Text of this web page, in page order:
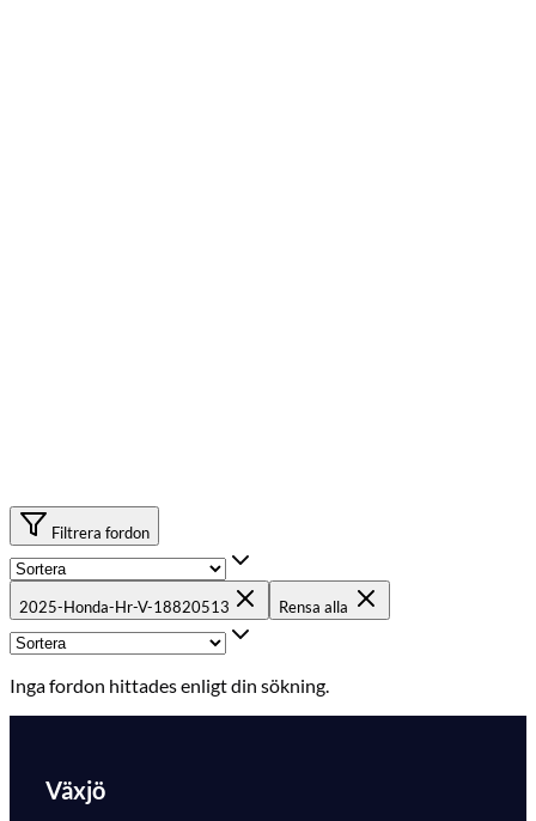
Filtrera fordon
2025-Honda-Hr-V-18820513 Rensa alla
Inga fordon hittades enligt din sökning.
Växjö